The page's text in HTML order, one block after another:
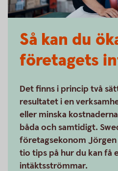
Så kan du
företagets
Det finns i princip två
resultatet i en
eller minska
båda och samtidigt.
företagsekonom Jörgen
tio tips på hur du kan få
intäktsströmmar.